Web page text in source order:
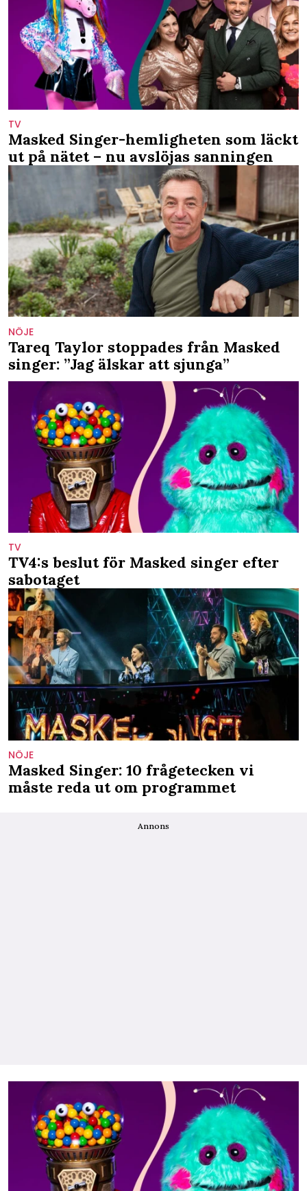
TV
Masked Singer-hemligheten som läckt
ut på nätet – nu avslöjas sanningen
NÖJE
Tareq Taylor stoppades från Masked
singer: ”Jag älskar att sjunga”
TV
TV4:s beslut för Masked singer efter
sabotaget
NÖJE
Masked Singer: 10 frågetecken vi
måste reda ut om programmet
Annons